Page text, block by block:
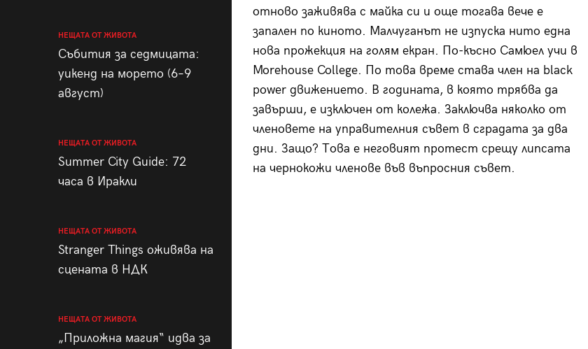
НЕЩАТА ОТ ЖИВОТА
Събития за седмицата:
уикенд на морето (6–9
август)
НЕЩАТА ОТ ЖИВОТА
Summer City Guide: 72
часа в Иракли
НЕЩАТА ОТ ЖИВОТА
Stranger Things оживява на
сцената в НДК
НЕЩАТА ОТ ЖИВОТА
„Приложна магия“ идва за
отново заживява с майка си и още тогава вече е
запален по киното. Малчуганът не изпуска нито една
нова прожекция на голям екран. По-късно Самюел учи в
Morehouse College. По това време става член на black
power движението. В годината, в която трябва да
завърши, е изключен от колежа. Заключва няколко от
членовете на управителния съвет в сградата за два
дни. Защо? Това е неговият протест срещу липсата
на чернокожи членове във въпросния съвет.